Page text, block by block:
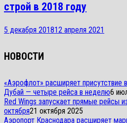
строй в 2018 году
5 декабря 201812 апреля 2021
НОВОСТИ
«Аэрофлот» расширяет присутствие
Дубай — четыре рейса в неделю6
Red Wings запускает прямые рейсы
октября21 октября 2025
Аэропорт Краснодара расширяет